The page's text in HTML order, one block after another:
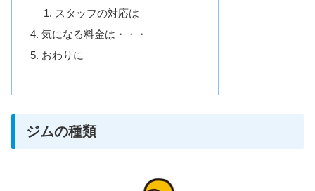
スタッフの対応は
気になる料金は・・・
おわりに
ジムの種類